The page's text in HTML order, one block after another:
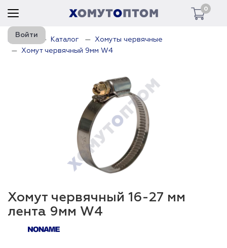
0
Войти
Главная Каталог
Хомуты червячные
Хомут червячный 9мм W4
Хомут червячный 16-27 мм
лента 9мм W4